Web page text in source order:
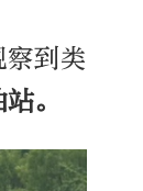
到类
。